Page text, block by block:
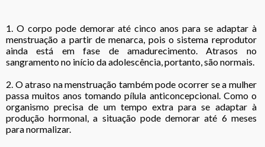
1. O corpo pode demorar até cinco anos para se adaptar à
menstruação a partir de menarca, pois o sistema reprodutor
ainda está em fase de amadurecimento. Atrasos no
sangramento no início da adolescência, portanto, são normais.
2. O atraso na menstruação também pode ocorrer se a mulher
passa muitos anos tomando pílula anticoncepcional. Como o
organismo precisa de um tempo extra para se adaptar à
produção hormonal, a situação pode demorar até 6 meses
para normalizar.